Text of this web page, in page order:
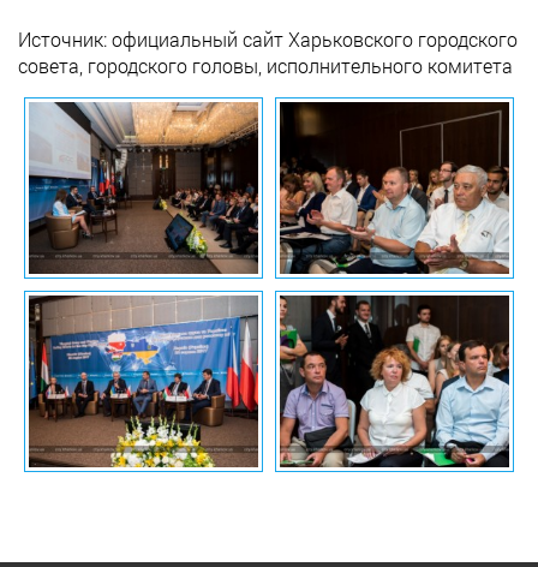
Источник: официальный сайт Харьковского городского
совета, городского головы, исполнительного комитета